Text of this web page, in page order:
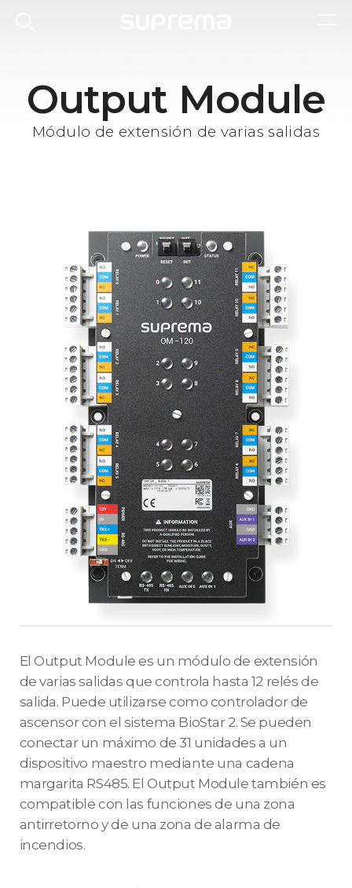
Output Module
Módulo de extensión de varias salidas
El Output Module es un módulo de extensión
de varias salidas que controla hasta 12 relés de
salida. Puede utilizarse como controlador de
ascensor con el sistema BioStar 2. Se pueden
conectar un máximo de 31 unidades a un
dispositivo maestro mediante una cadena
margarita RS485. El Output Module también es
compatible con las funciones de una zona
antirretorno y de una zona de alarma de
incendios.